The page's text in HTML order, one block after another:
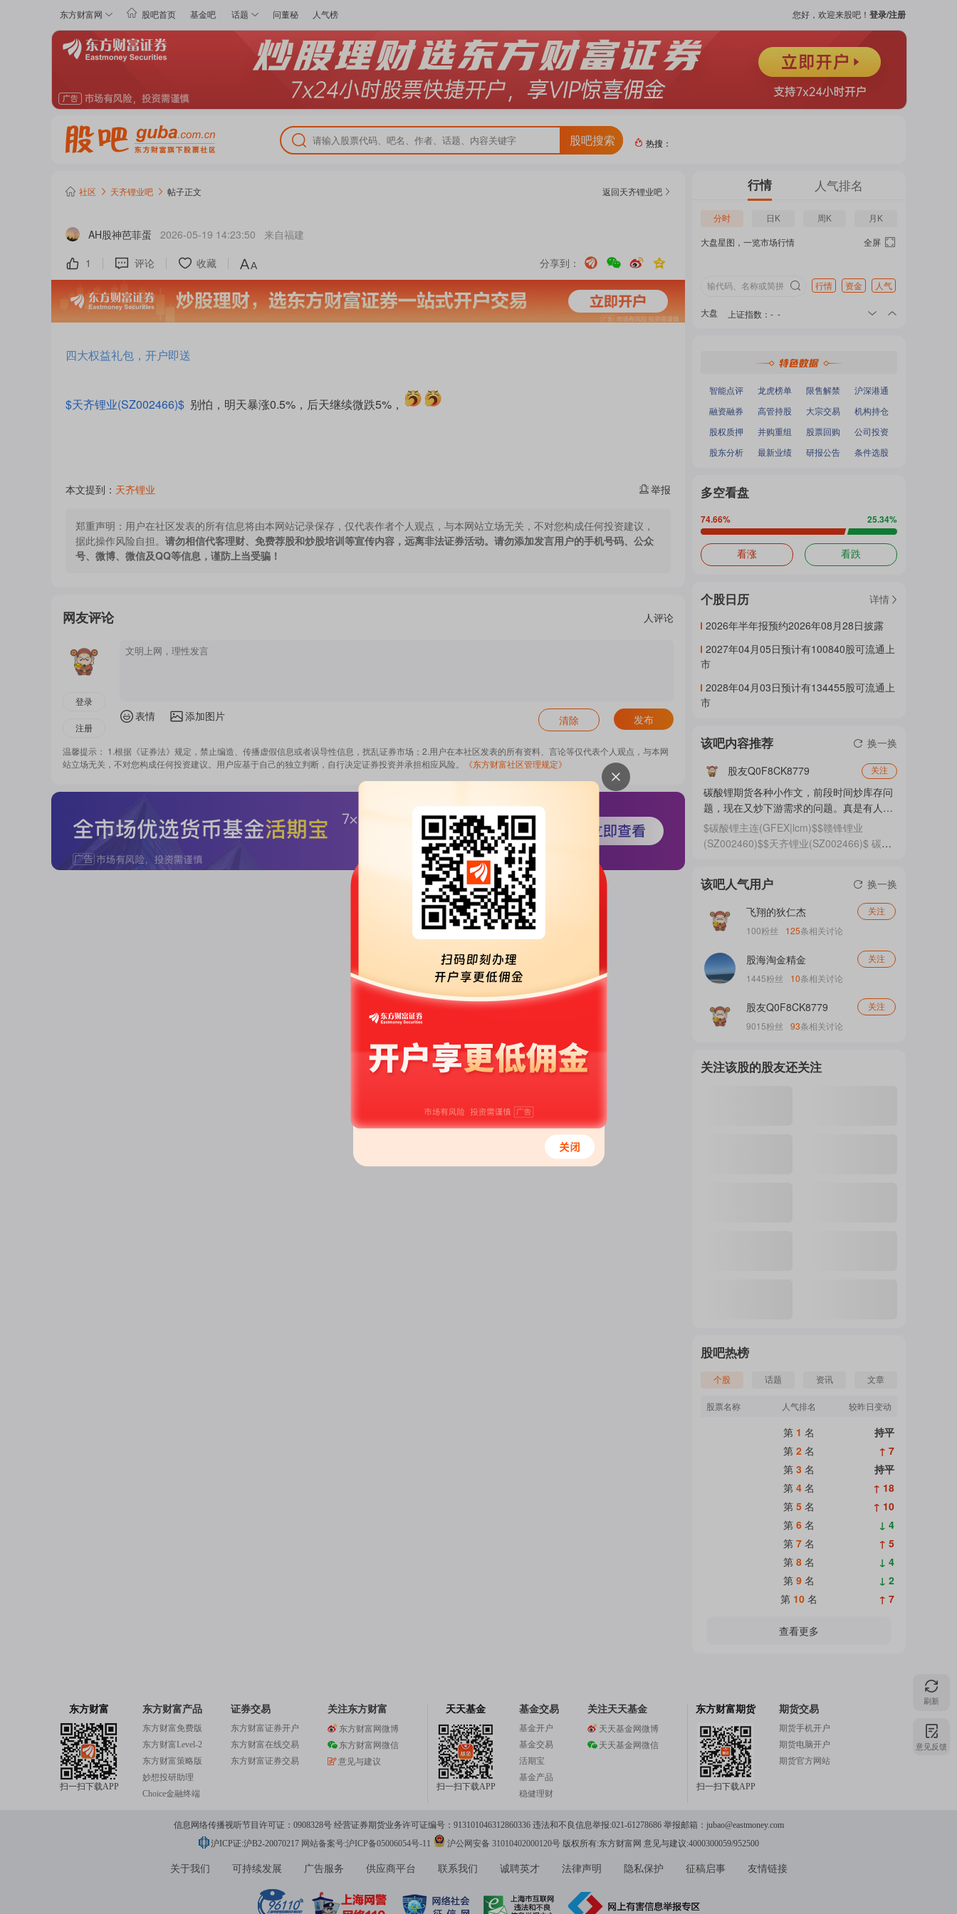
东方财富网 股吧首页 基金吧 话题 问董秘 人气榜 您好，欢迎来股吧！ 登录/注册
股吧搜索
热门
吧
热
题
概
热搜：
社区 天齐锂业吧 帖子正文 返回天齐锂业吧
AH股神芭菲蛋 2026-05-19 14:23:50 来自福建
1
评论 收藏 分享到：
四大权益礼包，开户即送
$天齐锂业(SZ002466)$ 别怕，明天暴涨0.5%，后天继续微跌5%，
本文提到： 天齐锂业 举报
郑重声明： 用户在社区发表的所有信息将由本网站记录保存，仅代表作者个人观点，与本网站立场无关，不对您构成任何投资建议，
据此操作风险自担。 请勿相信代客理财、免费荐股和炒股培训等宣传内容，远离非法证券活动。请勿添加发言用户的手机号码、公众
号、微博、微信及QQ等信息，谨防上当受骗！
网友评论 人评论
登录
注册
表情 添加图片 清除 发布
温馨提示： 1.根据《证券法》规定，禁止编造、传播虚假信息或者误导性信息，扰乱证券市场；2.用户在本社区发表的所有资料、言论等仅代表个人观点，与本网
站立场无关，不对您构成任何投资建议。用户应基于自己的独立判断，自行决定证券投资并承担相应风险。
《东方财富社区管理规定》
行情 人气排名
分时 日K 周K 月K
大盘星图，一览市场行情 全屏
行情 资金 人气
大盘 上证指数 ： - -
：- -
智能点评 龙虎榜单 限售解禁
沪深港通
融资融券
高管持股 大宗交易
机构持仓
股权质押
并购重组 股票回购
公司投资
股东分析
最新业绩 研报公告 条件选股
多空看盘
74.66% 25.34%
看涨 看跌
个股日历
详情
2026年半年报预约2026年08月28日披露
2027年04月05日预计有100840股可流通上
市
2028年04月03日预计有134455股可流通上
市
该吧内容推荐 换一换
股友Q0F8CK8779 关注
碳酸锂期货各种小作文，前段时间炒库存问
题，现在又炒下游需求的问题。真是有人见
不得
$碳酸锂主连(GFEX|lcm)$$赣锋锂业
(SZ002460)$$天齐锂业(SZ002466)$ 碳酸
得价格上涨。
该吧人气用户 换一换
飞翔的狄仁杰 关注
100粉丝 125条相关讨论
股海淘金精金 关注
1445粉丝 10条相关讨论
股友Q0F8CK8779 关注
9015粉丝 93条相关讨论
关注该股的股友还关注
股吧热榜
个股 话题 资讯 文章
股票名称 人气排名 较昨日变动
第 1 名
持平
第 2 名
↑ 7
第 3 名
持平
第 4 名
↑ 18
第 5 名
↑ 10
第 6 名
↓ 4
第 7 名
↑ 5
第 8 名
↓ 4
第 9 名
↓ 2
第 10 名 ↑ 7
查看更多
刷新
意见反馈
东方财富
扫一扫下载APP
东方财富产品
东方财富免费版
东方财富Level-2
东方财富策略版
妙想投研助理
Choice金融终端
证券交易
东方财富证券开户
东方财富在线交易
东方财富证券交易
关注东方财富
东方财富网微博
东方财富网微信
意见与建议
天天基金
扫一扫下载APP
基金交易
基金开户
基金交易
活期宝
基金产品
稳健理财
关注天天基金
天天基金网微博
天天基金网微信
东方财富期货
扫一扫下载APP
期货交易
期货手机开户
期货电脑开户
期货官方网站
信息网络传播视听节目许可证：0908328号 经营证券期货业务许可证编号：913101046312860336 违法和不良信息举报:021-61278686 举报邮箱： jubao@eastmoney.com
沪ICP证:沪B2-20070217 网站备案号:沪ICP备05006054号-11 沪公网安备 31010402000120号版权所有:东方财富网 意见与建议:4000300059/952500
关于我们 可持续发展 广告服务 供应商平台 联系我们 诚聘英才 法律声明 隐私保护 征稿启事 友情链接